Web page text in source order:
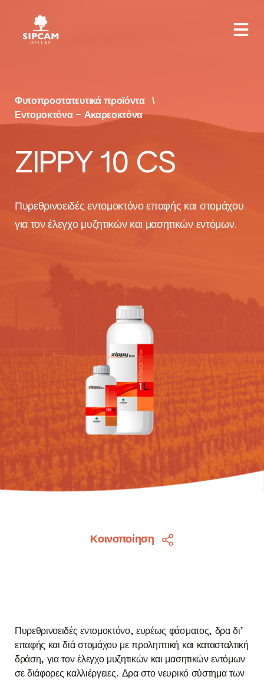
Φυτοπροστατευτικά προϊόντα
Εντομοκτόνα – Ακαρεοκτόνα
ZIPPY 10 CS
Πυρεθρινοειδές εντομοκτόνο επαφής και στομάχου
για τον έλεγχο μυζητικών και μασητικών εντόμων.
Κοινοποίηση
Πυρεθρινοειδές εντομοκτόνο, ευρέως φάσματος, δρα δι’
επαφής και διά στομάχου με προληπτική και κατασταλτική
δράση, για τον έλεγχο μυζητικών και μασητικών εντόμων
σε διάφορες καλλιέργειες. Δρα στο νευρικό σύστημα των